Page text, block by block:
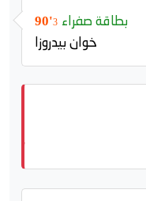
90'3 بطاقة صفراء
خوان بيدروزا